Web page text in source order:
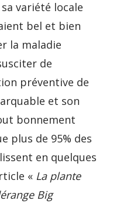
variété locale
bel et bien
la maladie
de
préventive de
et son
bonnement
plus de 95% des
en quelques
« La plante
Big